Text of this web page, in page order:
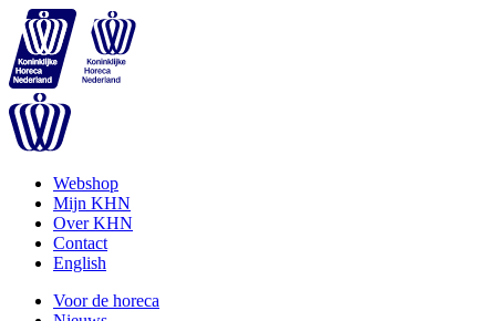
Webshop
Mijn KHN
Over KHN
Contact
English
Voor de horeca